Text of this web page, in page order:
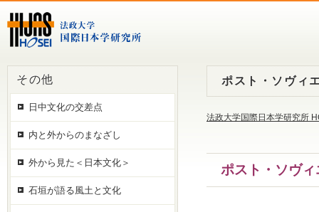
ポスト・ソヴィ
法政大学国際日本学研究所
ポスト・ソヴ
その他
日中文化の交差点
内と外からのまなざし
外から見た＜日本文化＞
石垣が語る風土と文化